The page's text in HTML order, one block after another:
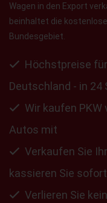
Wagen in den Export
beinhaltet die
Bundesgebiet.
Höchstpreise
Deutschland - in 24
Wir kaufen
Autos mit
Verkaufen Sie
kassieren Sie
Verlieren Sie